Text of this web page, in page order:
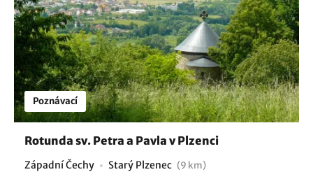
Poznávací
Rotunda sv. Petra a Pavla v Plzenci
Západní Čechy Starý Plzenec (9 km)